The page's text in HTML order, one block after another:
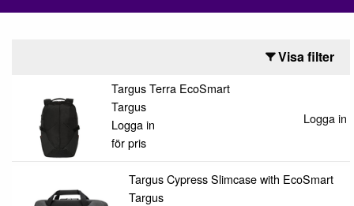
Visa filter
Targus Terra EcoSmart
Targus
Logga in
för pris
Logga in
Targus Cypress Slimcase with EcoSmart
Targus